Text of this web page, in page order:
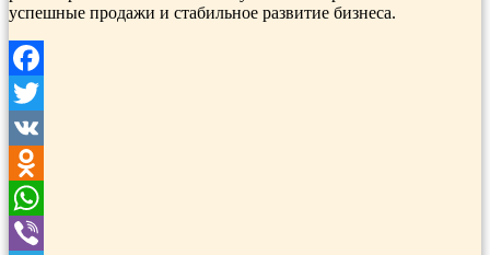
успешные продажи и стабильное развитие бизнеса.
Facebook
Twitter
VK
Odnoklassniki
WhatsApp